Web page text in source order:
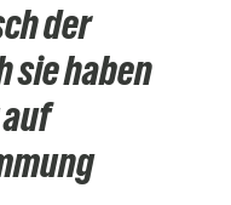
der
sie haben